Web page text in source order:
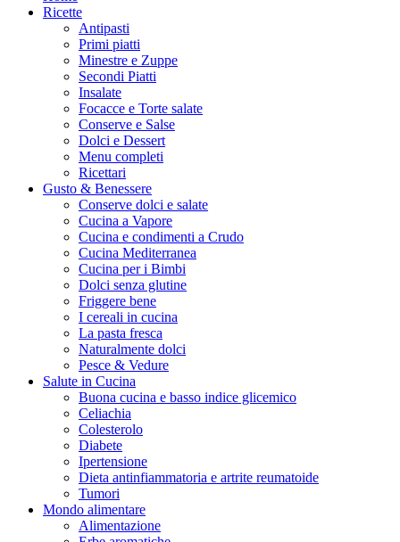
Ricette
Antipasti
Primi piatti
Minestre e Zuppe
Secondi Piatti
Insalate
Focacce e Torte salate
Conserve e Salse
Dolci e Dessert
Menu completi
Ricettari
Gusto & Benessere
Conserve dolci e salate
Cucina a Vapore
Cucina e condimenti a Crudo
Cucina Mediterranea
Cucina per i Bimbi
Dolci senza glutine
Friggere bene
I cereali in cucina
La pasta fresca
Naturalmente dolci
Pesce & Vedure
Salute in Cucina
Buona cucina e basso indice glicemico
Celiachia
Colesterolo
Diabete
Ipertensione
Dieta antinfiammatoria e artrite reumatoide
Tumori
Mondo alimentare
Alimentazione